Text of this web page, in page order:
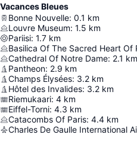
Vacances Bleues
Bonne Nouvelle: 0.1 km
Louvre Museum: 1.5 km
Pariisi: 1.7 km
Basilica Of The Sacred Heart Of
Cathedral Of Notre Dame: 2.1 km
Pantheon: 2.9 km
Champs Élysées: 3.2 km
Hôtel des Invalides: 3.2 km
Riemukaari: 4 km
Eiffel-Torni: 4.3 km
Catacombs Of Paris: 4.4 km
Charles De Gaulle International